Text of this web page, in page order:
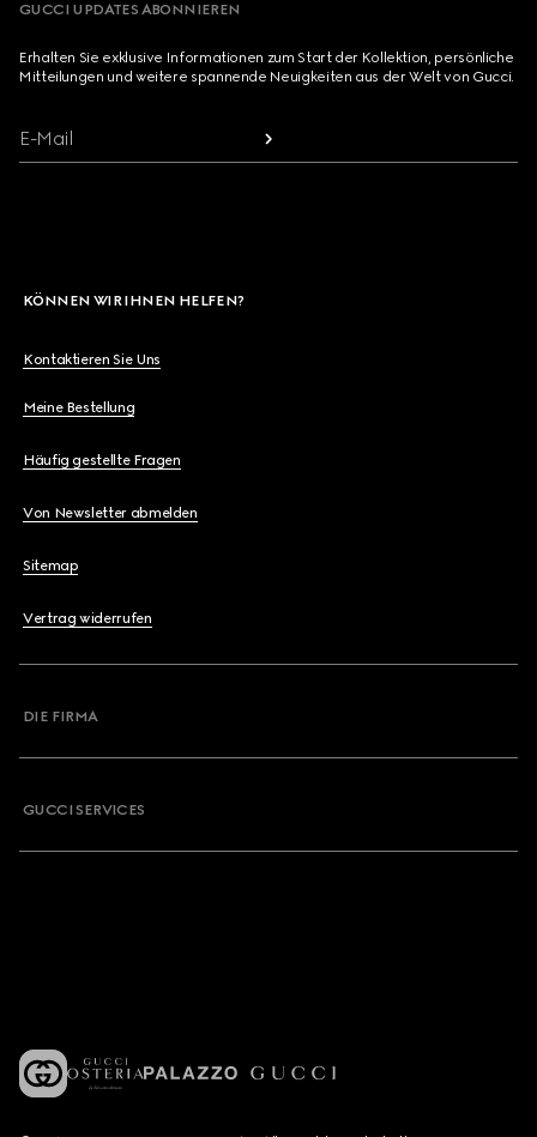
GUCCI UPDATES ABONNIEREN
Erhalten Sie exklusive Informationen zum Start der Kollektion, persönliche
Mitteilungen und weitere spannende Neuigkeiten aus der Welt von Gucci.
E-Mail
KÖNNEN WIR IHNEN HELFEN?
Kontaktieren Sie Uns
Meine Bestellung
Häufig gestellte Fragen
Von Newsletter abmelden
Sitemap
Vertrag widerrufen
DIE FIRMA
GUCCI SERVICES